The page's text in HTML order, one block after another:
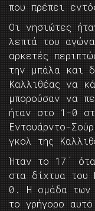
που πρέπει
Οι νησιώτες
λεπτά του
αρκετές
την μπάλα και
Καλλιθέας να
μπορούσαν να
ήταν στο 1-0
Εντουάρντο-
γκολ της
Ήταν το 17΄
στα δίχτυα του
0. Η ομάδα των
το γρήγορο